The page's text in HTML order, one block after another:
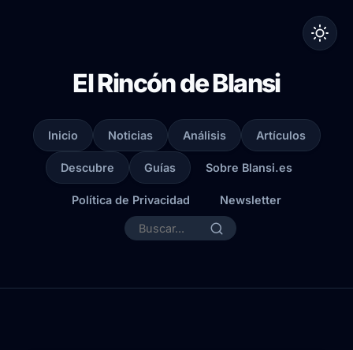
El Rincón de Blansi
Inicio Noticias Análisis Artículos
Descubre Guías Sobre Blansi.es
Política de Privacidad Newsletter